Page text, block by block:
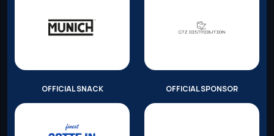
OFFICIAL SNACK OFFICIAL SPONSOR